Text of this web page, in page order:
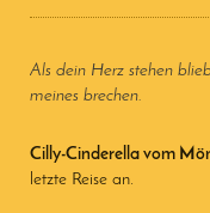
Als dein Herz stehen
meines brechen.
Cilly-Cinderella vom
letzte Reise an.